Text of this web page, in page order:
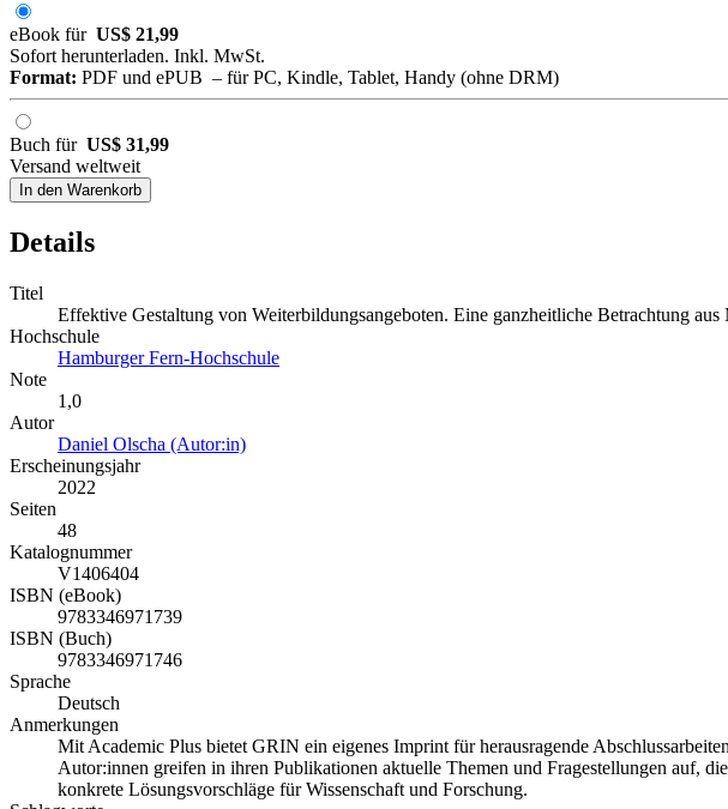
eBook für US$ 21,99
Sofort herunterladen. Inkl. MwSt.
Format: PDF und ePUB – für PC, Kindle, Tablet, Handy (ohne DRM)
Buch für US$ 31,99
Versand weltweit
In den Warenkorb
Details
Titel
Effektive Gestaltung von Weiterbildungsangeboten. Eine ganzheitliche Betrachtung aus
Hochschule
Hamburger Fern-Hochschule
Note
1,0
Autor
Daniel Olscha (Autor:in)
Erscheinungsjahr
2022
Seiten
48
Katalognummer
V1406404
ISBN (eBook)
9783346971739
ISBN (Buch)
9783346971746
Sprache
Deutsch
Anmerkungen
Mit Academic Plus bietet GRIN ein eigenes Imprint für herausragende
Autor:innen greifen in ihren Publikationen aktuelle Themen und Fragestellungen auf,
konkrete Lösungsvorschläge für Wissenschaft und Forschung.